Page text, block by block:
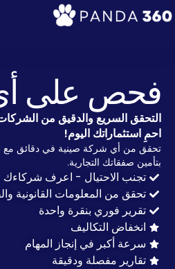
فحص على
التحقق السريع والدقيق من
احمِ استثماراتك اليوم!
تحقق من أي شركة صينية في دقائق مع
بتأمين صفقاتك التجارية.
تجنب الاحتيال - اعرف شركاءك
تحقق من المعلومات القانونية
تقرير فوري بنقرة واحدة
انخفاض التكاليف
سرعة أكبر في إنجاز المهام
تقارير مفصلة ودقيقة